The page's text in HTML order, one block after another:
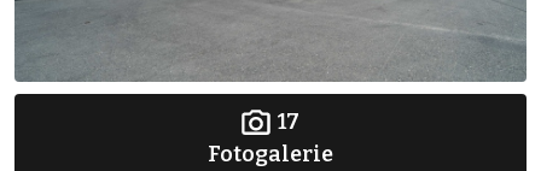
17
Fotogalerie